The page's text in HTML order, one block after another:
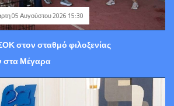
05 Αυγούστου 2026 15:30
στον σταθμό φιλοξενίας
Μέγαρα